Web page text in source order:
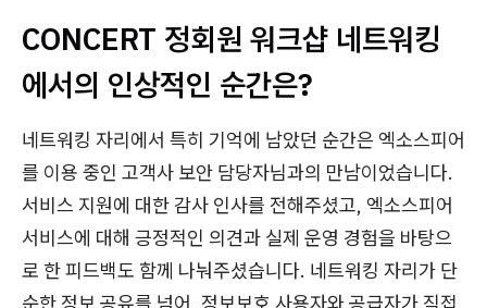
CONCERT 정회원 워크샵 네트워킹
에서의 인상적인 순간은?
네트워킹 자리에서 특히 기억에 남았던 순간은 엑소스피어
를 이용 중인 고객사 보안 담당자님과의 만남이었습니다.
서비스 지원에 대한 감사 인사를 전해주셨고, 엑소스피어
서비스에 대해 긍정적인 의견과 실제 운영 경험을 바탕으
로 한 피드백도 함께 나눠주셨습니다. 네트워킹 자리가 단
순한 정보 공유를 넘어, 정보보호 사용자와 공급자가 직접